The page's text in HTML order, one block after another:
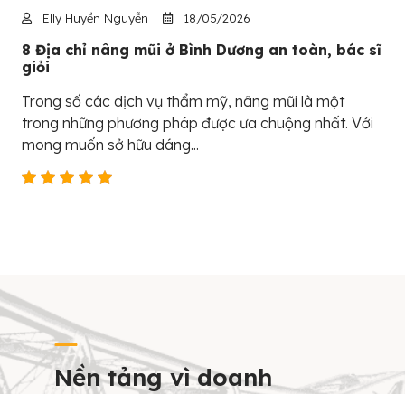
Elly Huyền Nguyễn 18/05/2026
8 Địa chỉ nâng mũi ở Bình Dương an toàn, bác sĩ
giỏi
Trong số các dịch vụ thẩm mỹ, nâng mũi là một
trong những phương pháp được ưa chuộng nhất. Với
mong muốn sở hữu dáng...
Nền tảng vì doanh